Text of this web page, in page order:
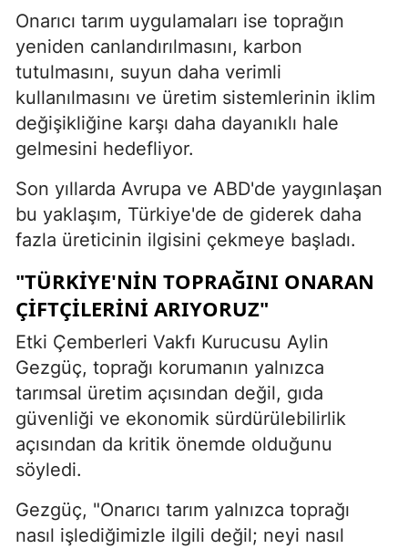
Onarıcı tarım uygulamaları ise toprağın
yeniden canlandırılmasını, karbon
tutulmasını, suyun daha verimli
kullanılmasını ve üretim sistemlerinin iklim
değişikliğine karşı daha dayanıklı hale
gelmesini hedefliyor.
Son yıllarda Avrupa ve ABD'de yaygınlaşan
bu yaklaşım, Türkiye'de de giderek daha
fazla üreticinin ilgisini çekmeye başladı.
"TÜRKIYE'NIN TOPRAĞINI ONARAN
ÇIFTÇILERINI ARIYORUZ"
Etki Çemberleri Vakfı Kurucusu Aylin
Gezgüç, toprağı korumanın yalnızca
tarımsal üretim açısından değil, gıda
güvenliği ve ekonomik sürdürülebilirlik
açısından da kritik önemde olduğunu
söyledi.
Gezgüç, "Onarıcı tarım yalnızca toprağı
nasıl işlediğimizle ilgili değil; neyi nasıl